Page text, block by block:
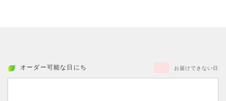
オーダー可能な日にち お届けできない日